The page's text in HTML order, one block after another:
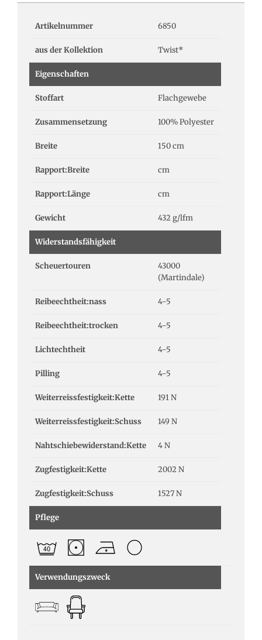
Artikelnummer 6850
aus der Kollektion Twist*
Eigenschaften
Stoffart Flachgewebe
Zusammensetzung 100% Polyester
Breite 150 cm
Rapport:Breite cm
Rapport:Länge cm
Gewicht 432 g/lfm
Widerstandsfähigkeit
Scheuertouren
43000
(Martindale)
Reibeechtheit:nass 4-5
Reibeechtheit:trocken 4-5
Lichtechtheit 4-5
Pilling 4-5
Weiterreissfestigkeit:Kette 191 N
Weiterreissfestigkeit:Schuss 149 N
Nahtschiebewiderstand:Kette 4 N
Zugfestigkeit:Kette 2002 N
Zugfestigkeit:Schuss 1527 N
Pflege
Verwendungszweck